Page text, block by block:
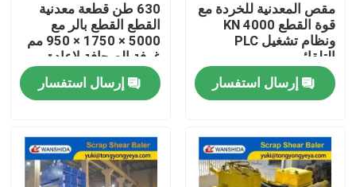
المنتجات
مقص المعدنية للخردة مع
قوة القطع 4000 KN
ونظام تشغيل PLC
التلقائي
إرسال استفسار
630 طن قطعة معدنية
القطع القطع بالر مع
5000 × 1750 × 950 مم
غرفة الصحافة لإعادة
تدوير قطعة الصلب
وإعداد الشحنة الفرن
إرسال استفسار